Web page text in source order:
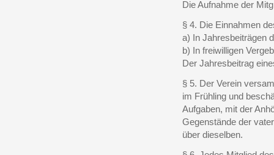
Die Aufnahme der
§ 4. Die Einnahmen
a) In Jahresbeiträgen
b) In freiwilligen
Der Jahresbeitrag
§ 5. Der Verein
im Frühling und
Aufgaben, mit der
Gegenstände der
über dieselben.